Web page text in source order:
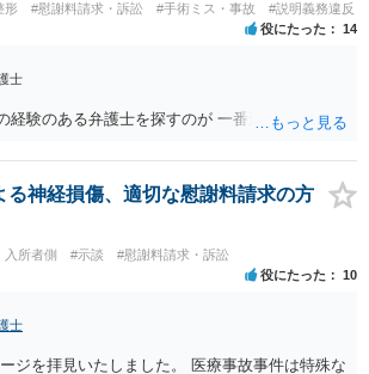
形 #慰謝料請求・訴訟 #手術ミス・事故 #説明義務違反
役にたった 14
士
経験のある弁護士を探すのが 一番近道だね。
る神経損傷、適切な慰謝料請求の方
入所者側 #示談 #慰謝料請求・訴訟
役にたった 10
士
ジを拝見いたしました。 医療事故事件は特殊な